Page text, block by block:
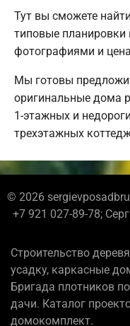
Тут вы сможете
типовые планировки
фотографиями и
Мы готовы
оригинальные дома
1-этажных и
трехэтажных
© 2026
+7 921 027-89-78;
Строительство
усадку, каркасные
Бригада плотников
дачи. Каталог
домокомплект.